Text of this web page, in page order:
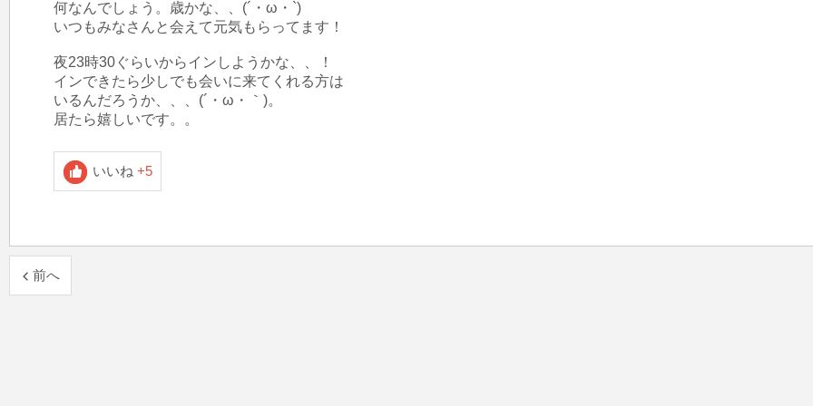
何なんでしょう。歳かな、、(´・ω・`)
いつもみなさんと会えて元気もらってます！
夜23時30ぐらいからインしようかな、、！
インできたら少しでも会いに来てくれる方は
いるんだろうか、、、(´・ω・｀)。
居たら嬉しいです。。
いいね +5
前へ